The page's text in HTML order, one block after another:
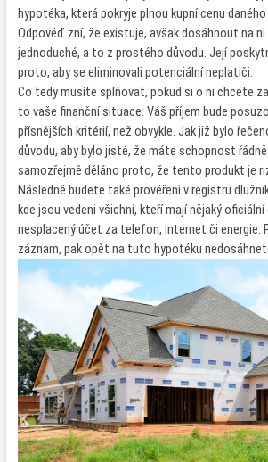
hypotéka, která pokryje plnou kupní cenu
Odpověď zní, že existuje, avšak dosáhnout na
jednoduché, a to z prostého důvodu. Její
proto, aby se eliminovali potenciální neplatiči.
Co tedy musíte splňovat, pokud si o ni chcete
to vaše finanční situace. Váš příjem bude
přísnějších kritérií, než obvykle. Jak již bylo
důvodu, aby bylo jisté, že máte schopnost
samozřejmě děláno proto, že tento produkt je
Následně budete také prověřeni v registru
kde jsou vedeni všichni, kteří mají nějaký
nesplacený účet za telefon, internet či energie.
záznam, pak opět na tuto hypotéku